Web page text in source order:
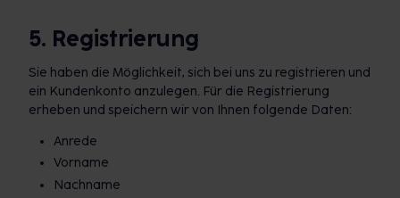
5. Registrierung
Sie haben die Möglichkeit, sich bei uns zu registrieren und
ein Kundenkonto anzulegen. Für die Registrierung
erheben und speichern wir von Ihnen folgende Daten:
Anrede
Vorname
Nachname